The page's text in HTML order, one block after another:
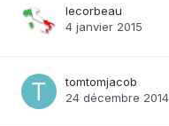
lecorbeau
4 janvier 2015
tomtomjacob
24 décembre 2014